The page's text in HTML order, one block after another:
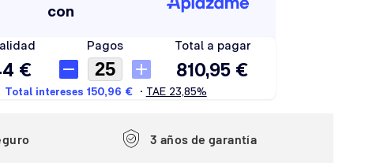
3 años de garantía